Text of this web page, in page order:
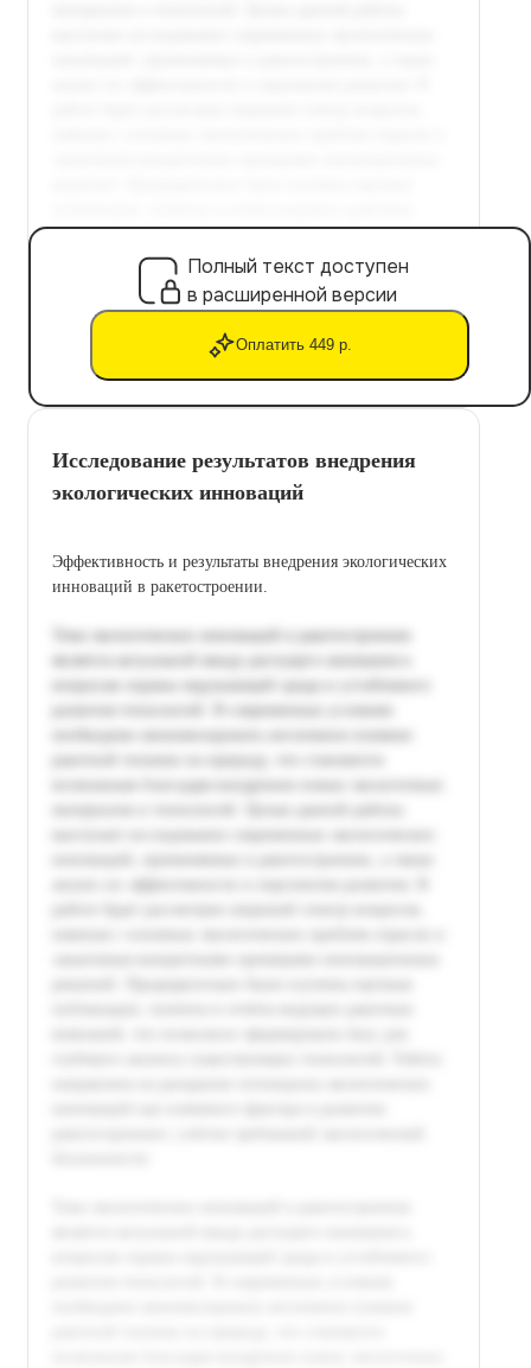
Полный текст доступен
в расширенной версии
Оплатить 449 р.
Исследование результатов внедрения
экологических инноваций
Эффективность и результаты внедрения экологических
инноваций в ракетостроении.